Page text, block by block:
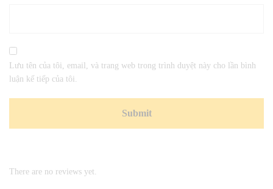
Lưu tên của tôi, email, và trang web trong trình duyệt này cho lần bình
luận kế tiếp của tôi.
There are no reviews yet.